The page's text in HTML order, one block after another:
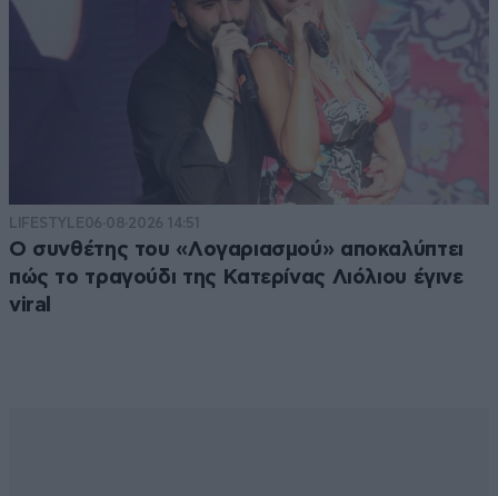
LIFESTYLE06·08·2026 14:51
Ο συνθέτης του «Λογαριασμού» αποκαλύπτει
πώς το τραγούδι της Κατερίνας Λιόλιου έγινε
viral